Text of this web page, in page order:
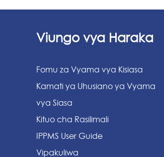
Viungo vya Haraka
Fomu za Vyama vya Kisiasa
Kamati ya Uhusiano ya Vyama
vya Siasa
Kituo cha Rasilimali
IPPMS User Guide
Vipakuliwa